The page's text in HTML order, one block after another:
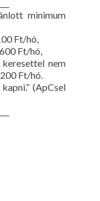
minimum
Ft/hó,
Ft/hó,
nem
Ft/hó.
(ApCsel